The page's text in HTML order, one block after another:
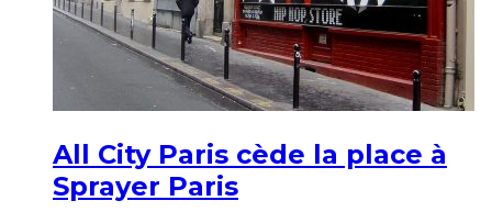
All City Paris cède la place à
Sprayer Paris